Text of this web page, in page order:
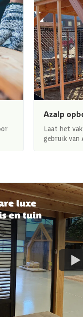
Azalp
Laat het
gebruik van